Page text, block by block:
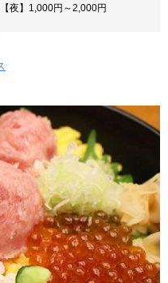
夜】1,000円～2,000円